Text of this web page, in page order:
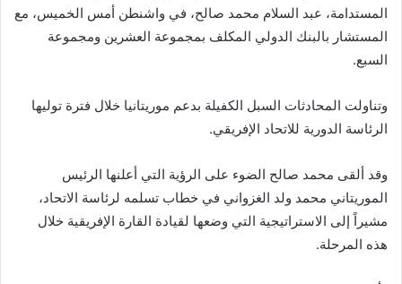
المستدامة، عبد السلام محمد صالح، في واشنطن أمس الخميس، مع
المستشار بالبنك الدولي المكلف بمجموعة العشرين ومجموعة
السبع.
وتناولت المحادثات السبل الكفيلة بدعم موريتانيا خلال فترة توليها
الرئاسة الدورية للاتحاد الإفريقي.
وقد ألقى محمد صالح الضوء على الرؤية التي أعلنها الرئيس
الموريتاني محمد ولد الغزواني في خطاب تسلمه لرئاسة الاتحاد،
مشيراً إلى الاستراتيجية التي وضعها لقيادة القارة الإفريقية خلال
هذه المرحلة.